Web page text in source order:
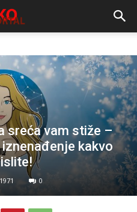
sreća vam stiže –
kakvo
1971 0